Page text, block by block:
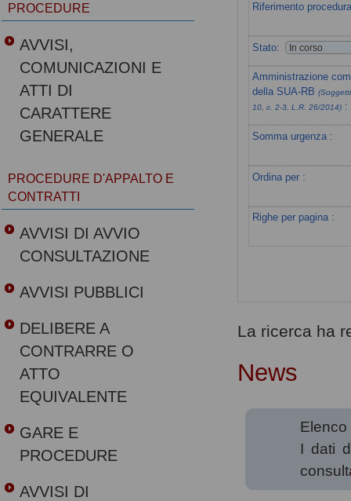
Riferimento
Stato:
Amministrazione
della SUA-RB
10, c. 2-3, L.R. 26/2014):
Somma urgenza :
Ordina per :
Righe per pagina :
La ricerca ha
News
Elenco
I dati
PROCEDURE
AVVISI,
COMUNICAZIONI E
ATTI DI
CARATTERE
GENERALE
PROCEDURE D'APPALTO E
CONTRATTI
AVVISI DI AVVIO
CONSULTAZIONE
AVVISI PUBBLICI
DELIBERE A
CONTRARRE O
ATTO
EQUIVALENTE
GARE E
PROCEDURE
AVVISI DI